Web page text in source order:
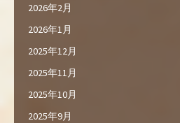
2026年2月
2026年1月
2025年12月
2025年11月
2025年10月
2025年9月